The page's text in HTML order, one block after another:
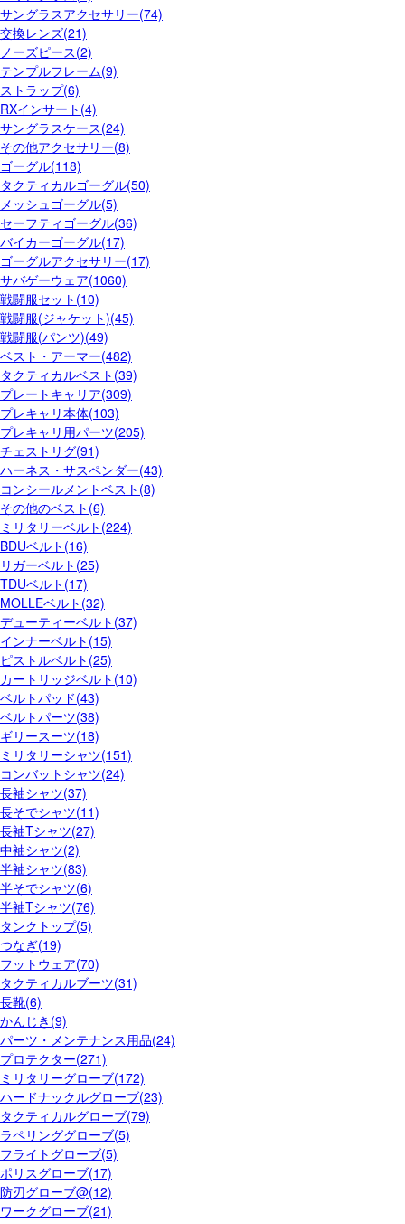
サングラスアクセサリー(74)
交換レンズ(21)
ノーズピース(2)
テンプルフレーム(9)
ストラップ(6)
RXインサート(4)
サングラスケース(24)
その他アクセサリー(8)
ゴーグル(118)
タクティカルゴーグル(50)
メッシュゴーグル(5)
セーフティゴーグル(36)
バイカーゴーグル(17)
ゴーグルアクセサリー(17)
サバゲーウェア(1060)
戦闘服セット(10)
戦闘服(ジャケット)(45)
戦闘服(パンツ)(49)
ベスト・アーマー(482)
タクティカルベスト(39)
プレートキャリア(309)
プレキャリ本体(103)
プレキャリ用パーツ(205)
チェストリグ(91)
ハーネス・サスペンダー(43)
コンシールメントベスト(8)
その他のベスト(6)
ミリタリーベルト(224)
BDUベルト(16)
リガーベルト(25)
TDUベルト(17)
MOLLEベルト(32)
デューティーベルト(37)
インナーベルト(15)
ピストルベルト(25)
カートリッジベルト(10)
ベルトパッド(43)
ベルトパーツ(38)
ギリースーツ(18)
ミリタリーシャツ(151)
コンバットシャツ(24)
長袖シャツ(37)
長そでシャツ(11)
長袖Tシャツ(27)
中袖シャツ(2)
半袖シャツ(83)
半そでシャツ(6)
半袖Tシャツ(76)
タンクトップ(5)
つなぎ(19)
フットウェア(70)
タクティカルブーツ(31)
長靴(6)
かんじき(9)
パーツ・メンテナンス用品(24)
プロテクター(271)
ミリタリーグローブ(172)
ハードナックルグローブ(23)
タクティカルグローブ(79)
ラペリンググローブ(5)
フライトグローブ(5)
ポリスグローブ(17)
防刃グローブ@(12)
ワークグローブ(21)